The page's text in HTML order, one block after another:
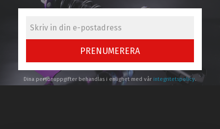
PRENUMERERA
Dina personuppgifter behandlas i enlighet med vår integritetspolicy.